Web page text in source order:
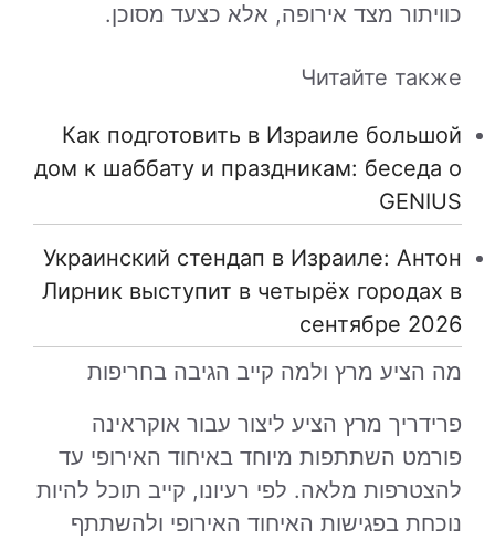
כוויתור מצד אירופה, אלא כצעד מסוכן.
Читайте также
Как подготовить в Израиле большой
дом к шаббату и праздникам: беседа о
GENIUS
Украинский стендап в Израиле: Антон
Лирник выступит в четырёх городах в
сентябре 2026
מה הציע מרץ ולמה קייב הגיבה בחריפות
פרידריך מרץ הציע ליצור עבור אוקראינה
פורמט השתתפות מיוחד באיחוד האירופי עד
להצטרפות מלאה. לפי רעיונו, קייב תוכל להיות
נוכחת בפגישות האיחוד האירופי ולהשתתף